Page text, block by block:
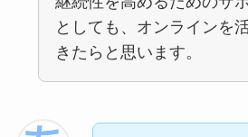
としても、オンラインを
きたらと思います。